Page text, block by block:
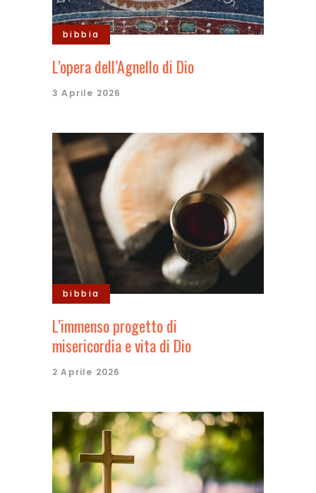
bibbia
L’opera dell’Agnello di Dio
3 Aprile 2026
bibbia
L’immenso progetto di
misericordia e vita di Dio
2 Aprile 2026